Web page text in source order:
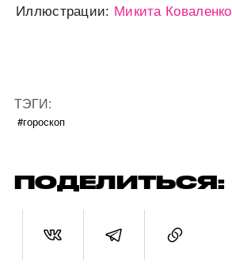
Иллюстрации: Микита Коваленко
ТЭГИ:
#гороскоп
ПОДЕЛИТЬСЯ: